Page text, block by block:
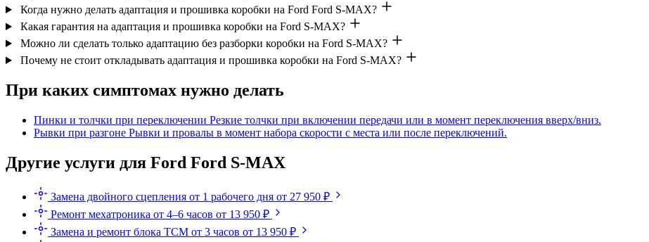
Когда нужно делать адаптация и прошивка коробки на Ford Ford S-MAX?
Какая гарантия на адаптация и прошивка коробки на Ford S-MAX?
Можно ли сделать только адаптацию без разборки коробки на Ford S-MAX?
Почему не стоит откладывать адаптация и прошивка коробки на Ford S-MAX?
При каких симптомах нужно делать
Пинки и толчки при переключении Резкие толчки при включении передачи или в момент переключения вверх/вниз.
Рывки при разгоне Рывки и провалы в момент набора скорости с места или после переключений.
Другие услуги для Ford Ford S-MAX
Замена двойного сцепления от 1 рабочего дня от 27 950 ₽
Ремонт мехатроника от 4–6 часов от 13 950 ₽
Замена и ремонт блока TCM от 3 часов от 13 950 ₽